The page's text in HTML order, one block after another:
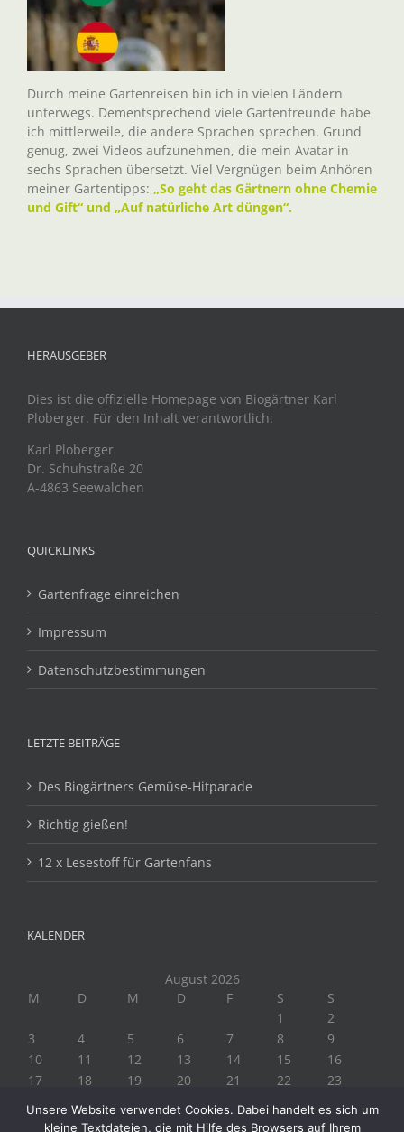
Durch meine Gartenreisen bin ich in vielen Ländern
unterwegs. Dementsprechend viele Gartenfreunde habe
ich mittlerweile, die andere Sprachen sprechen. Grund
genug, zwei Videos aufzunehmen, die mein Avatar in
sechs Sprachen übersetzt. Viel Vergnügen beim Anhören
meiner Gartentipps: „So geht das Gärtnern ohne Chemie
und Gift“ und „Auf natürliche Art düngen“.
HERAUSGEBER
Dies ist die offizielle Homepage von Biogärtner Karl
Ploberger. Für den Inhalt verantwortlich:
Karl Ploberger
Dr. Schuhstraße 20
A-4863 Seewalchen
QUICKLINKS
Gartenfrage einreichen
Impressum
Datenschutzbestimmungen
LETZTE BEITRÄGE
Des Biogärtners Gemüse-Hitparade
Richtig gießen!
12 x Lesestoff für Gartenfans
KALENDER
August 2026
M
D M D F S
S
1
2
3
4 5 6 7 8
9
10
11 12 13 14 15
16
17
18 19 20 21 22
23
24
25 27 28
Unsere Website verwendet Cookies. Dabei handelt es sich um
kleine Textdateien, die mit Hilfe des Browsers auf Ihrem